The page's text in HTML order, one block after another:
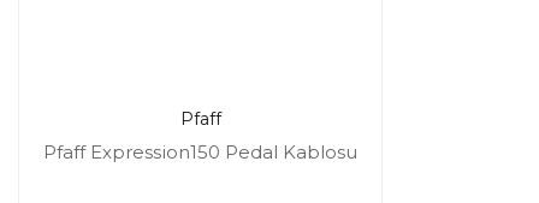
Pfaff
Pfaff Expression150 Pedal Kablosu